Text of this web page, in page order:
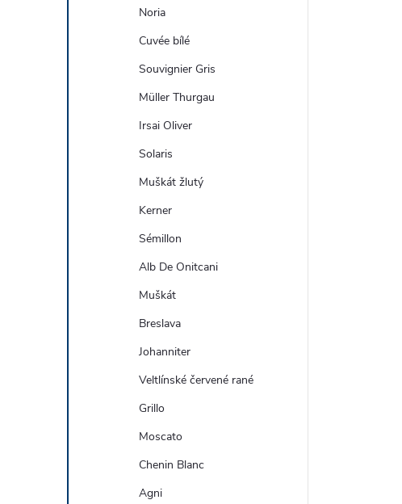
Noria
Cuvée bílé
Souvignier Gris
Müller Thurgau
Irsai Oliver
Solaris
Muškát žlutý
Kerner
Sémillon
Alb De Onitcani
Muškát
Breslava
Johanniter
Veltlínské červené rané
Grillo
Moscato
Chenin Blanc
Agni